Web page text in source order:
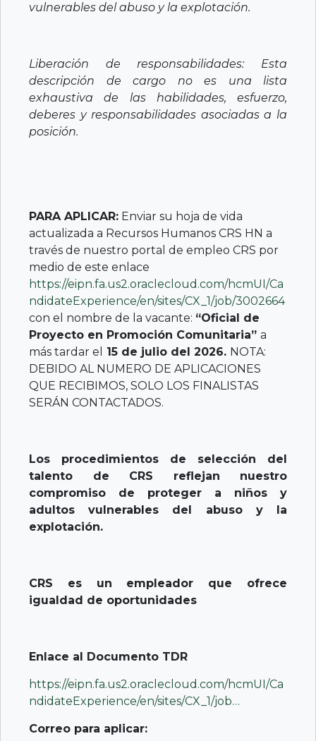
vulnerables del abuso y la explotación.
Liberación de responsabilidades: Esta
descripción de cargo no es una lista
exhaustiva de las habilidades, esfuerzo,
deberes y responsabilidades asociadas a la
posición.
PARA APLICAR: Enviar su hoja de vida
actualizada a Recursos Humanos CRS HN a
través de nuestro portal de empleo CRS por
medio de este enlace
https://eipn.fa.us2.oraclecloud.com/hcmUI/Ca
ndidateExperience/en/sites/CX_1/job/3002664
con el nombre de la vacante: “Oficial de
Proyecto en Promoción Comunitaria” a
más tardar el
15 de julio del 2026. NOTA:
DEBIDO AL NUMERO DE APLICACIONES
QUE RECIBIMOS, SOLO LOS FINALISTAS
SERÁN CONTACTADOS.
Los procedimientos de selección del
talento de CRS reflejan nuestro
compromiso de proteger a niños y
adultos vulnerables del abuso y la
explotación.
CRS es un empleador que ofrece
igualdad de oportunidades
Enlace al Documento TDR
https://eipn.fa.us2.oraclecloud.com/hcmUI/Ca
ndidateExperience/en/sites/CX_1/job…
Correo para aplicar: